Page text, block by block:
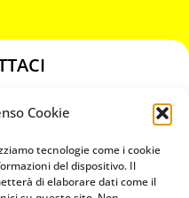
Cookie
tecnologie come i cookie
del dispositivo. Il
di elaborare dati come il